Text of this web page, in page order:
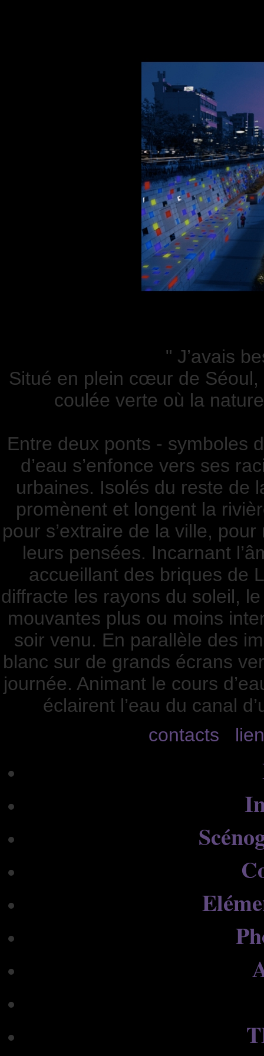
" J’avais
Situé en plein cœur de
coulée verte où la
Entre deux ponts - symboles
d’eau s’enfonce vers ses
urbaines. Isolés du reste de
promènent et longent la
pour s’extraire de la ville,
leurs pensées. Incarnant
accueillant des briques de
diffracte les rayons du soleil,
mouvantes plus ou moins
soir venu. En parallèle des
blanc sur de grands écrans
journée. Animant le cours
éclairent l’eau du canal
contacts